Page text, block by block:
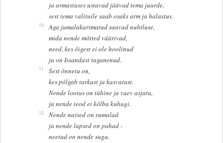
ja armastuses ustavad jäävad tema juurde,
sest tema valituile saab osaks arm ja halastus.
10
Aga jumalakartmatud saavad nuhtluse,
mida nende mõtted väärivad,
need, kes õigest ei ole hoolinud
ja on Issandast taganenud.
11
Sest õnnetu on,
kes põlgab tarkust ja kasvatust.
Nende lootus on tühine ja vaev asjatu,
ja nende teod ei kõlba kuhugi.
12
Nende naised on rumalad
ja nende lapsed on pahad -
neetud on nende sugu.